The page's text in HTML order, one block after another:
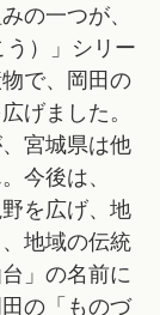
の一つが、
）」シリー
で、岡田の
げました。
宮城県は他
今後は、
を広げ、地
地域の伝統
」の名前に
の「ものづ